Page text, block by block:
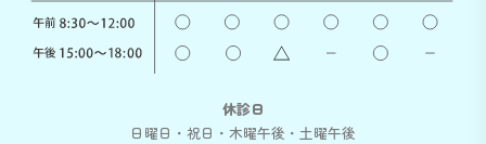
休診日
日曜日・祝日・木曜午後・土曜午後